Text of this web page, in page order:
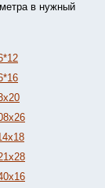
в нужный